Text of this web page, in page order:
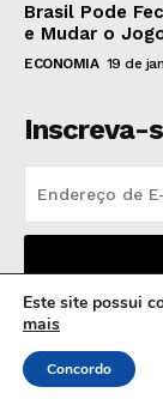
Brasil Pode
e Mudar o
ECONOMIA 19 de
Inscreva-
© 2024 MB
Este site possui
mais
Concordo